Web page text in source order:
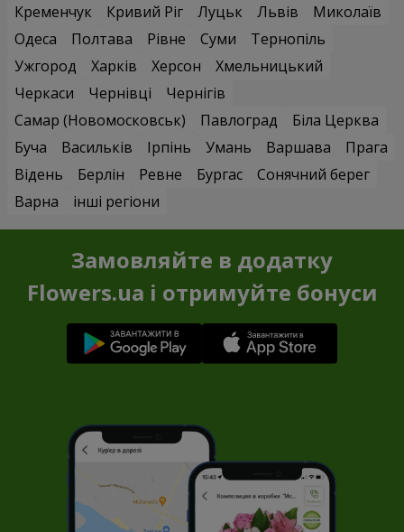
Кременчук
Кривий Ріг Луцьк Львів
Миколаїв
Одеса
Полтава Рівне Суми
Тернопіль
Ужгород
Харків Херсон
Хмельницький
Черкаси
Чернівці
Чернігів
Самар (Новомосковськ)
Павлоград
Біла Церква
Буча
Васильків Ірпінь Умань Варшава
Прага
Відень
Берлін Ревне Бургас
Сонячний берег
Варна
інші регіони
Замовляйте в додатку
Flowers.ua і отримуйте бонуси